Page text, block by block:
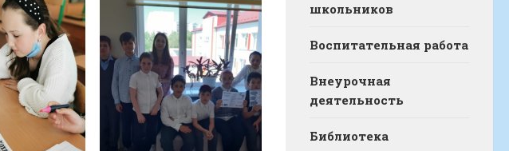
школьников
Воспитательная работа
Внеурочная
деятельность
Библиотека